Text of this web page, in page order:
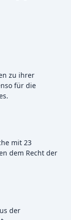
zu ihrer
für die
mit 23
dem Recht der
der